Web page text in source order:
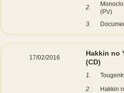
2.
(PV)
3.
17/02/2016
Hakkin no
(CD)
1.
2.
Hakkin